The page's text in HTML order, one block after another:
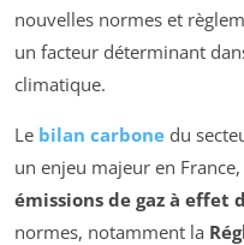
nouvelles normes et
un facteur déterminant
climatique.
Le bilan carbone du
un enjeu majeur en
émissions de gaz à effet
normes, notamment la